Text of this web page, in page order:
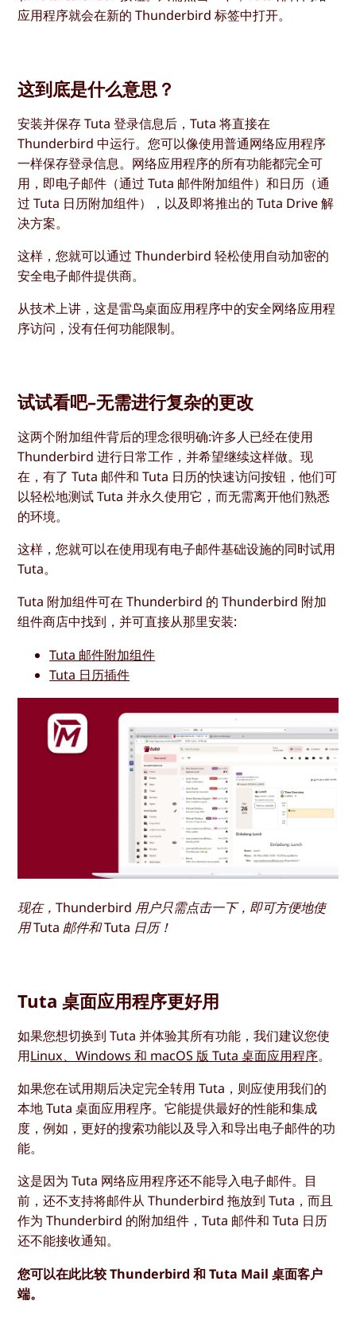
应用程序就会在新的 Thunderbird 标签中打开。
这到底是什么意思？
安装并保存 Tuta 登录信息后，Tuta 将直接在
Thunderbird 中运行。您可以像使用普通网络应用程序
一样保存登录信息。网络应用程序的所有功能都完全可
用，即电子邮件（通过 Tuta 邮件附加组件）和日历（通
过 Tuta 日历附加组件），以及即将推出的 Tuta Drive 解
决方案。
这样，您就可以通过 Thunderbird 轻松使用自动加密的
安全电子邮件提供商。
从技术上讲，这是雷鸟桌面应用程序中的安全网络应用程
序访问，没有任何功能限制。
试试看吧–无需进行复杂的更改
这两个附加组件背后的理念很明确:许多人已经在使用
Thunderbird 进行日常工作，并希望继续这样做。现
在，有了 Tuta 邮件和 Tuta 日历的快速访问按钮，他们可
以轻松地测试 Tuta 并永久使用它，而无需离开他们熟悉
的环境。
这样，您就可以在使用现有电子邮件基础设施的同时试用
Tuta。
Tuta 附加组件可在 Thunderbird 的 Thunderbird 附加
组件商店中找到，并可直接从那里安装:
Tuta 邮件附加组件
Tuta 日历插件
现在，Thunderbird 用户只需点击一下，即可方便地使
用 Tuta 邮件和 Tuta 日历！
Tuta 桌面应用程序更好用
如果您想切换到 Tuta 并体验其所有功能，我们建议您使
用Linux、Windows 和 macOS 版 Tuta 桌面应用程序。
如果您在试用期后决定完全转用 Tuta，则应使用我们的
本地 Tuta 桌面应用程序。它能提供最好的性能和集成
度，例如，更好的搜索功能以及导入和导出电子邮件的功
能。
这是因为 Tuta 网络应用程序还不能导入电子邮件。目
前，还不支持将邮件从 Thunderbird 拖放到 Tuta，而且
作为 Thunderbird 的附加组件，Tuta 邮件和 Tuta 日历
还不能接收通知。
您可以在此比较 Thunderbird 和 Tuta Mail 桌面客户
端。